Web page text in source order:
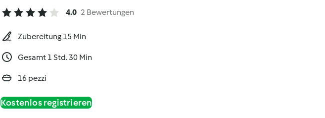
4.0 2 Bewertungen
Zubereitung 15 Min
Gesamt 1 Std. 30 Min
16 pezzi
Kostenlos registrieren